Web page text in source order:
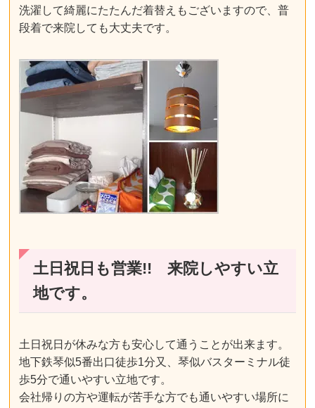
洗濯して綺麗にたたんだ着替えもございますので、普
段着で来院しても大丈夫です。
土日祝日も営業!! 来院しやすい立
地です。
土日祝日が休みな方も安心して通うことが出来ます。
地下鉄琴似5番出口徒歩1分又、琴似バスターミナル徒
歩5分で通いやすい立地です。
会社帰りの方や運転が苦手な方でも通いやすい場所に